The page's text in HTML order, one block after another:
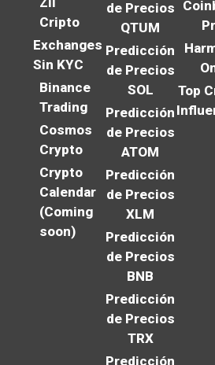
Cripto
Exchanges
Sin KYC
Binance
Trading
Cosmos
Crypto
Crypto
Calendar
(Coming
soon)
de Precios
QTUM
Predicción
de Precios
SOL
Predicción
de Precios
ATOM
Predicción
de Precios
XLM
Predicción
de Precios
BNB
Predicción
de Precios
TRX
Predicción
Top